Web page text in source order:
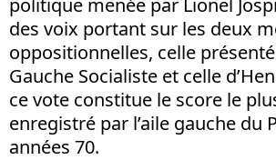
politique menée par Lionel
des voix portant sur les deux
oppositionnelles, celle
Gauche Socialiste et celle
ce vote constitue le score le
enregistré par l’aile gauche du
années 70.